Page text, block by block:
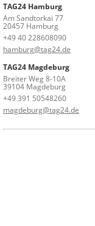
TAG24 Hamburg
Am Sandtorkai 77
20457 Hamburg
+49 40 228608090
hamburg@tag24.de
TAG24 Magdeburg
Breiter Weg 8-10A
39104 Magdeburg
+49 391 50548260
magdeburg@tag24.de